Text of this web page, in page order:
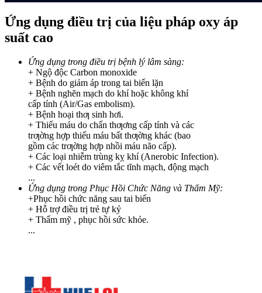
Ứng dụng điều trị của liệu pháp oxy áp
suất cao
Ứng dụng trong điều trị bệnh lý lâm sàng:
+ Ngộ độc Carbon monoxide
+ Bệnh do giảm áp trong tai biến lặn
+ Bệnh nghẽn mạch do khí hoặc không khí
cấp tính (Air/Gas embolism).
+ Bệnh hoại thƣ sinh hơi.
+ Thiếu máu do chấn thƣơng cấp tính và các
trƣờng hợp thiếu máu bất thƣờng khác (bao
gồm các trƣờng hợp nhồi máu não cấp).
+ Các loại nhiễm trùng kỵ khí (Anerobic Infection).
+ Các vết loét do viêm tắc tĩnh mạch, động mạch
...
Ứng dụng trong Phục Hồi Chức Năng và Thẩm Mỹ:
+Phục hồi chức năng sau tai biến
+ Hỗ trợ điều trị trẻ tự kỷ
+ Thẩm mỹ , phục hồi sức khỏe.
...